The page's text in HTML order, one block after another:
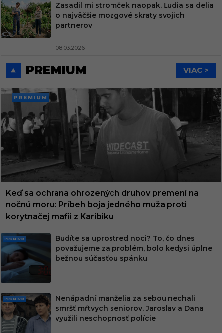
Zasadil mi stromček naopak. Ľudia sa delia
o najväčšie mozgové skraty svojich
partnerov
08.03.2026
PREMIUM VIAC >
PREMI
UM
Keď sa ochrana ohrozených druhov premení na
nočnú moru: Príbeh boja jedného muža proti
korytnačej mafii z Karibiku
PRE
MIU
M
Budíte sa uprostred noci? To, čo dnes
považujeme za problém, bolo kedysi úplne
bežnou súčasťou spánku
PRE
MIU
M
Nenápadní manželia za sebou nechali
smršť mŕtvych seniorov. Jaroslav a Dana
využili neschopnosť polície